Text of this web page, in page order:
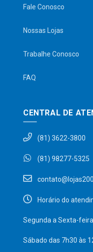
Fale Conosco
Nossas Lojas
Trabalhe Conosco
FAQ
CENTRAL DE
(81) 3622-3800
(81) 98277-5325
Horário do
Segunda a Sexta-
Sábado das 7h30 às